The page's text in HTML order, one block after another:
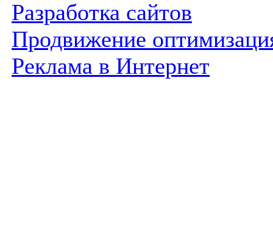
Разработка сайтов
Продвижение
Реклама в Интернет